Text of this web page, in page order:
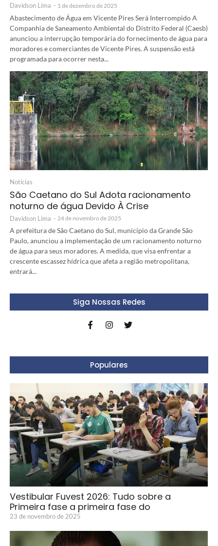
Davidson Lima - 1 de dezembro de 2025
Abastecimento de Água em Vicente Pires Será Interrompido A
Companhia de Saneamento Ambiental do Distrito Federal (Caesb)
anunciou a interrupção temporária do fornecimento de água para
moradores e comerciantes de Vicente Pires. A suspensão está
programada para ocorrer nesta...
Notícias
São Caetano do Sul Adota racionamento
noturno de água Devido À Crise
Davidson Lima - 24 de novembro de 2025
A prefeitura de São Caetano do Sul, município da Grande São
Paulo, anunciou a implementação de um racionamento noturno
de água para seus moradores. A medida, que visa enfrentar a
crescente escassez hídrica que afeta a região metropolitana,
entrará...
Siga Nossas Redes
Populares
Vestibular Fuvest 2026: Tudo sobre a
Primeira fase a primeira fase do
23 de novembro de 2025